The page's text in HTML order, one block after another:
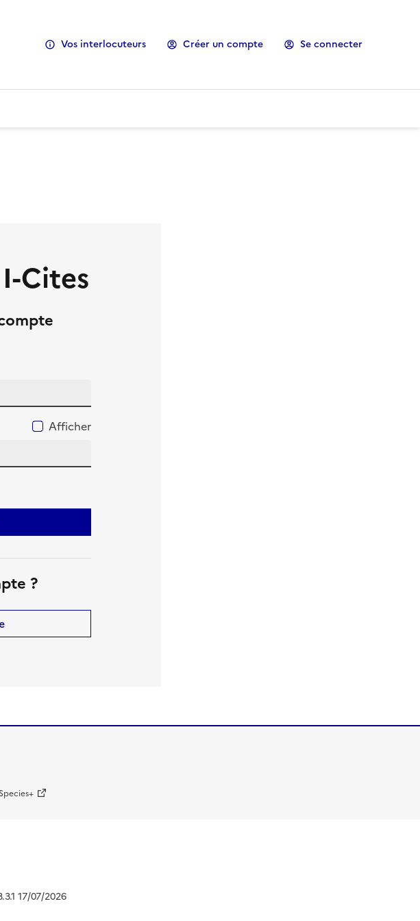
Vos interlocuteurs Créer un compte Se connecter
Cites
Afficher
?
Species+
17/07/2026